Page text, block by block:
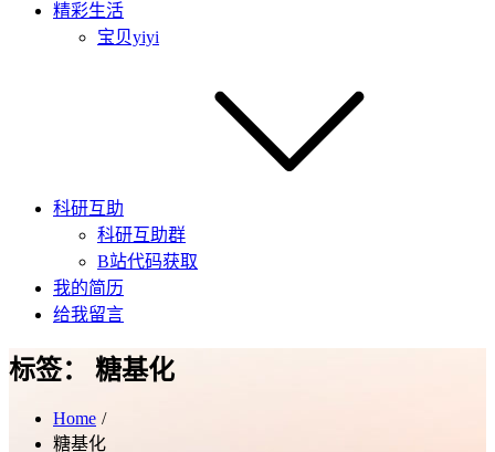
精彩生活
宝贝yiyi
科研互助
科研互助群
B站代码获取
我的简历
给我留言
标签： 糖基化
Home
糖基化